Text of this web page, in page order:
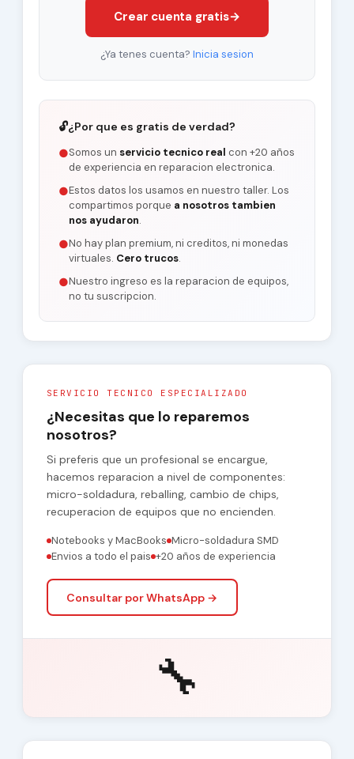
Crear cuenta gratis→
¿Ya tenes cuenta? Inicia sesion
🔓¿Por que es gratis de verdad?
●Somos un servicio tecnico real con +20 años
de experiencia en reparacion electronica.
●Estos datos los usamos en nuestro taller. Los
compartimos porque a nosotros tambien
nos ayudaron.
●No hay plan premium, ni creditos, ni monedas
virtuales. Cero trucos.
●Nuestro ingreso es la reparacion de equipos,
no tu suscripcion.
SERVICIO TECNICO ESPECIALIZADO
¿Necesitas que lo reparemos
nosotros?
Si preferis que un profesional se encargue,
hacemos reparacion a nivel de componentes:
micro-soldadura, reballing, cambio de chips,
recuperacion de equipos que no encienden.
Notebooks y MacBooks Micro-soldadura SMD
Envios a todo el pais +20 años de experiencia
Consultar por WhatsApp →
🔧